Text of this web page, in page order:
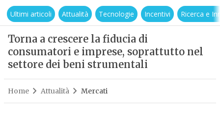
Ultimi articoli Attualità Tecnologie Incentivi Ricerca e
Torna a crescere la fiducia di
consumatori e imprese, soprattutto nel
settore dei beni strumentali
Home Attualità Mercati